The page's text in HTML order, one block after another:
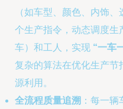
（如车型、颜色、内饰
个生产指令，动态调度生
车）和工人，实现 “一车
复杂的算法在优化生产节
源利用。
全流程质量追溯 ：每一